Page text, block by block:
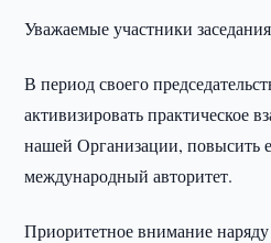
Уважаемые участники
В период своего
активизировать практическое
нашей Организации, повысить
международный авторитет.
Приоритетное внимание